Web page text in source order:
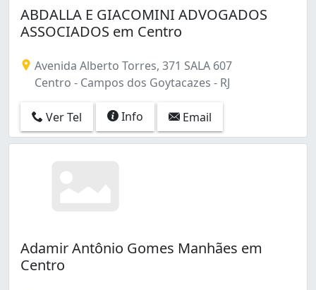
ABDALLA E GIACOMINI ADVOGADOS
ASSOCIADOS em Centro
Avenida Alberto Torres, 371 SALA 607
Centro - Campos dos Goytacazes - RJ
Ver Tel Info Email
Adamir Antônio Gomes Manhães em
Centro